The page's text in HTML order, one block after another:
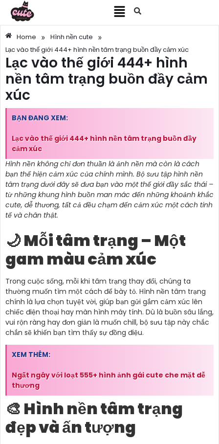
Home » Hình nền cute »
Lạc vào thế giới 444+ hình nền tâm trạng buồn đầy cảm xúc
Lạc vào thế giới 444+ hình
nền tâm trạng buồn đầy cảm
xúc
BẠN ĐANG XEM:
Lạc vào thế giới 444+ hình nền tâm trạng buồn đầy
cảm xúc
Hình nền không chỉ đơn thuần là ảnh nền mà còn là cách
bạn thể hiện cảm xúc của chính mình. Bộ sưu tập hình nền
tâm trạng dưới đây sẽ đưa bạn vào một thế giới đầy sắc thái –
từ những khung hình buồn man mác đến những khoảnh khắc
cute, dễ thương, tất cả đều chạm đến cảm xúc một cách tinh
tế và chân thật.
🌙 Mỗi tâm trạng – Một
gam màu cảm xúc
Trong cuộc sống, mỗi khi tâm trạng thay đổi, chúng ta
thường muốn tìm một cách để bày tỏ. Hình nền tâm trạng
chính là lựa chọn tuyệt vời, giúp bạn gửi gắm cảm xúc lên
chiếc điện thoại hay màn hình máy tính. Dù là buồn sâu lắng,
vui rộn ràng hay đơn giản là muốn chill, bộ sưu tập này chắc
chắn sẽ khiến bạn tìm thấy sự đồng điệu.
XEM THÊM:
Ngất ngây với loạt 555+ hình ảnh gái cute che mặt dễ
thương
🎨 Hình nền tâm trạng
đẹp và ấn tượng